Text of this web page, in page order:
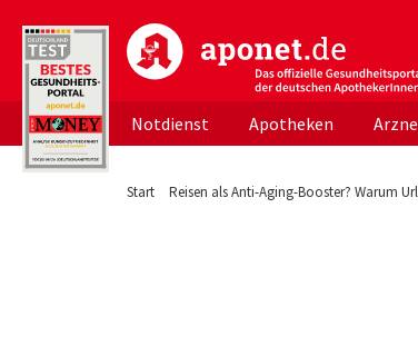
aponet.de - Das offizielle
Notdienst Apotheken
Start Reisen als Anti-Aging-Booster? Warum